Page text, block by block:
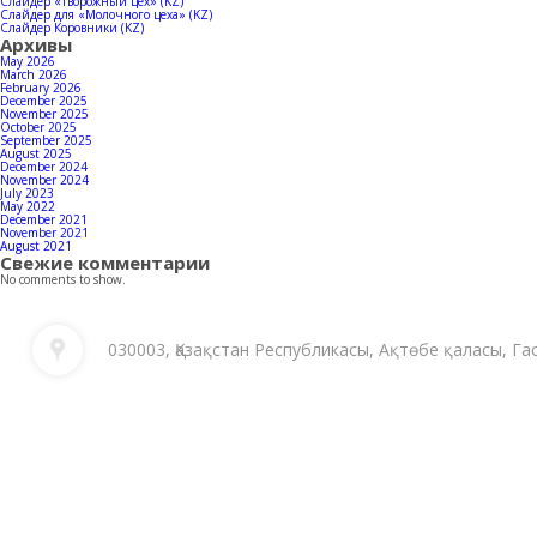
Слайдер для «Молочного цеха» (KZ)
Слайдер Коровники (KZ)
Архивы
May 2026
March 2026
February 2026
December 2025
November 2025
October 2025
September 2025
August 2025
December 2024
November 2024
July 2023
May 2022
December 2021
November 2021
August 2021
Свежие комментарии
No comments to show.
030003, Қазақстан Республикасы, Ақтөбе қаласы,